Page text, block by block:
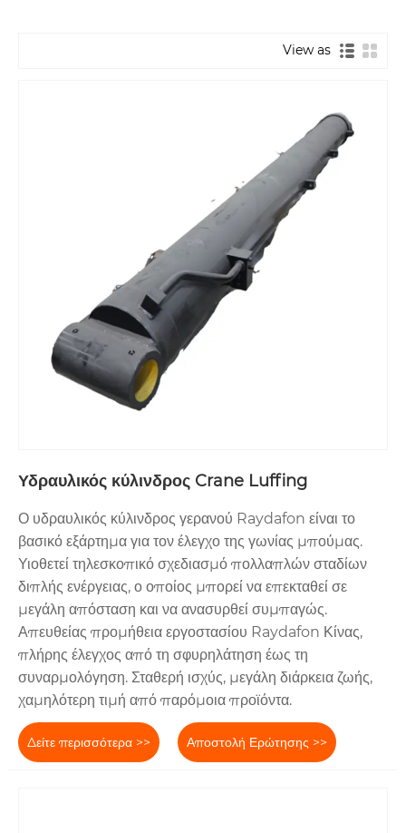
View as
Υδραυλικός κύλινδρος Crane Luffing
Ο υδραυλικός κύλινδρος γερανού Raydafon είναι το
βασικό εξάρτημα για τον έλεγχο της γωνίας μπούμας.
Υιοθετεί τηλεσκοπικό σχεδιασμό πολλαπλών σταδίων
διπλής ενέργειας, ο οποίος μπορεί να επεκταθεί σε
μεγάλη απόσταση και να ανασυρθεί συμπαγώς.
Απευθείας προμήθεια εργοστασίου Raydafon Κίνας,
πλήρης έλεγχος από τη σφυρηλάτηση έως τη
συναρμολόγηση. Σταθερή ισχύς, μεγάλη διάρκεια ζωής,
χαμηλότερη τιμή από παρόμοια προϊόντα.
Δείτε περισσότερα >> Αποστολή Ερώτησης >>